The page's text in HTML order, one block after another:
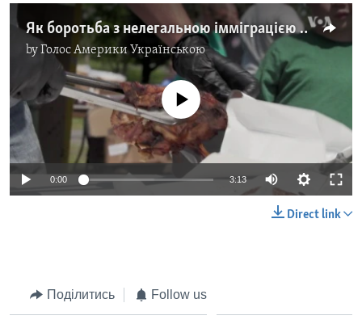
Як боротьба з нелегальною імміграцією позначилася на житті провінційного американського містечка. Відео
byГолос Америки Українською
No media source currently available
0:00 3:13
Direct link
Поділитись Follow us